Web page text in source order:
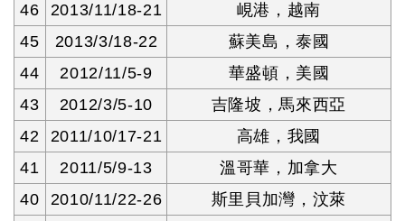
46
2013/11/18-21
峴港，越南
45
2013/3/18-22
蘇美島，泰國
44
2012/11/5-9
華盛頓，美國
43
2012/3/5-10
吉隆坡，馬來西亞
42
2011/10/17-21
高雄，我國
41
2011/5/9-13
溫哥華，加拿大
40
2010/11/22-26
斯里貝加灣，汶萊